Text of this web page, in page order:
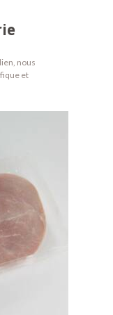
nous
et